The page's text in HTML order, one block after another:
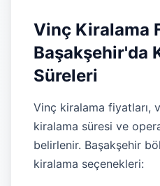
Vinç Kiralama
Başakşehir'da
Süreleri
Vinç kiralama fiyatları,
kiralama süresi ve
belirlenir. Başakşehir
kiralama seçenekleri: